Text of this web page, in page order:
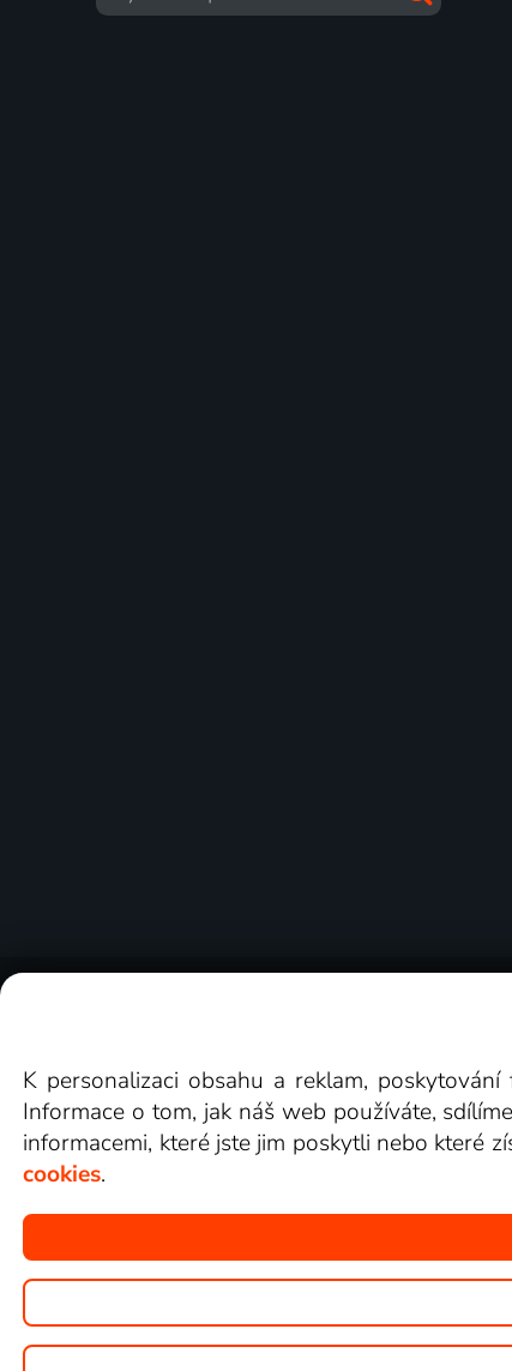
Copyright © goNET
K personalizaci obsahu a reklam,
Informace o tom, jak náš web používáte,
informacemi, které jste jim poskytli nebo které
cookies.